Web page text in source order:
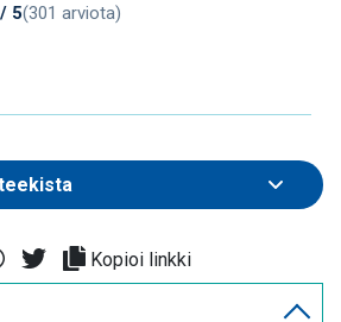
5(301 arviota)
Kopioi linkki